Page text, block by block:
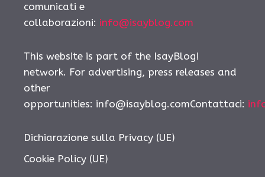
comunicati e
collaborazioni: info@isayblog.com
This website is part of the IsayBlog!
network. For advertising, press releases and
other
opportunities: info@isayblog.comContattaci:
Dichiarazione sulla Privacy (UE)
Cookie Policy (UE)